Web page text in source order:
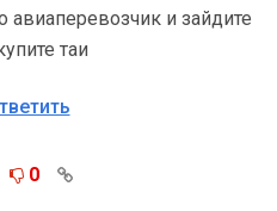
и зайдите
таи
0